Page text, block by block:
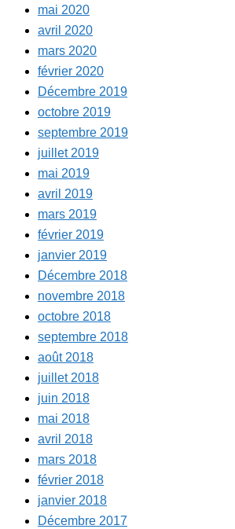
mai 2020
avril 2020
mars 2020
février 2020
Décembre 2019
octobre 2019
septembre 2019
juillet 2019
mai 2019
avril 2019
mars 2019
février 2019
janvier 2019
Décembre 2018
novembre 2018
octobre 2018
septembre 2018
août 2018
juillet 2018
juin 2018
mai 2018
avril 2018
mars 2018
février 2018
janvier 2018
Décembre 2017